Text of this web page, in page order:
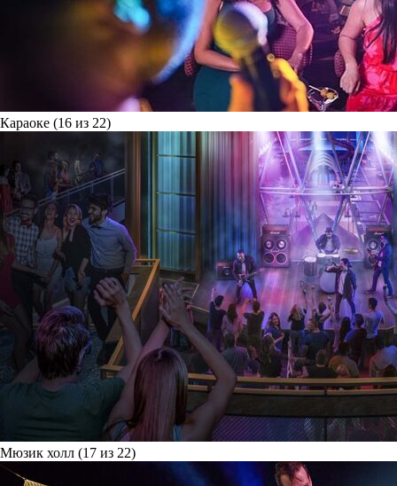
Караоке (16 из 22)
Мюзик холл (17 из 22)